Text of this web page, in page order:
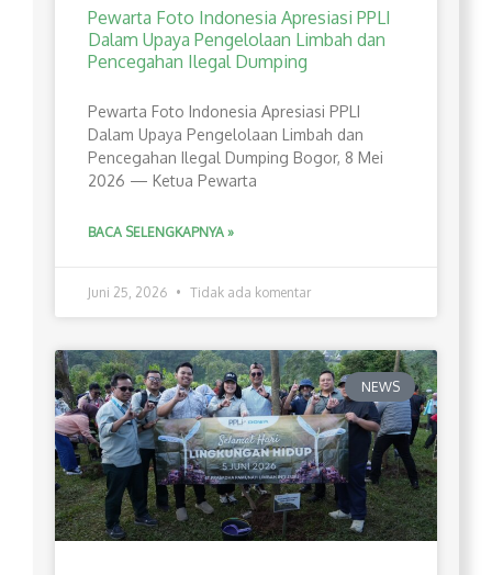
Pewarta Foto Indonesia Apresiasi PPLI
Dalam Upaya Pengelolaan Limbah dan
Pencegahan Ilegal Dumping
Pewarta Foto Indonesia Apresiasi PPLI
Dalam Upaya Pengelolaan Limbah dan
Pencegahan Ilegal Dumping Bogor, 8 Mei
2026 — Ketua Pewarta
BACA SELENGKAPNYA »
Juni 25, 2026 Tidak ada komentar
NEWS